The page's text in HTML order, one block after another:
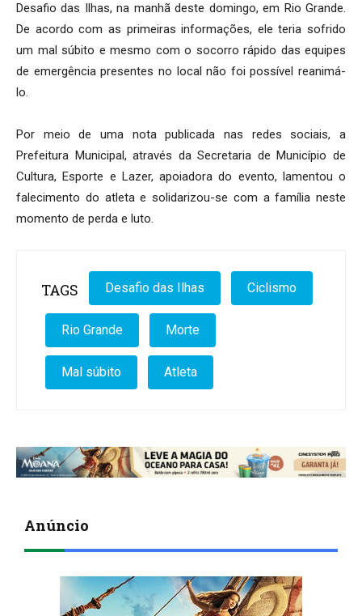
Desafio das Ilhas, na manhã deste domingo, em Rio Grande.
De acordo com as primeiras informações, ele teria sofrido
um mal súbito e mesmo com o socorro rápido das equipes
de emergência presentes no local não foi possível reanimá-
lo.
Por meio de uma nota publicada nas redes sociais, a
Prefeitura Municipal, através da Secretaria de Município de
Cultura, Esporte e Lazer, apoiadora do evento, lamentou o
falecimento do atleta e solidarizou-se com a família neste
momento de perda e luto.
TAGS Desafio das Ilhas Ciclismo
Rio Grande Morte
Mal súbito Atleta
Anúncio